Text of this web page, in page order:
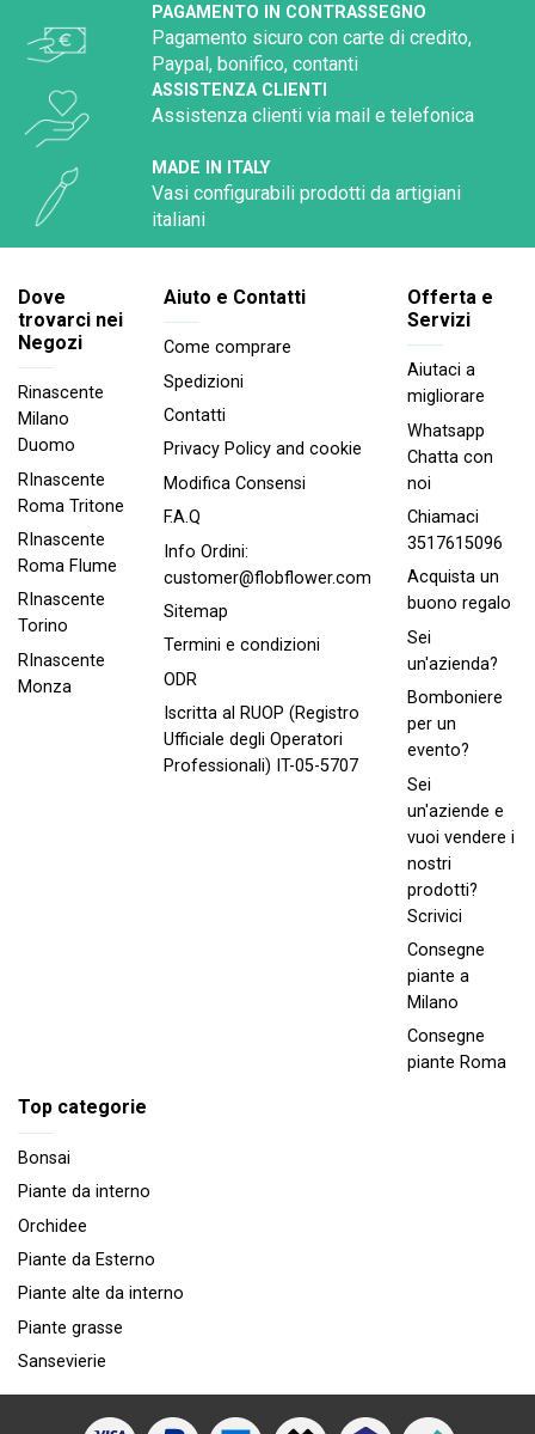
PAGAMENTO IN CONTRASSEGNO
Pagamento sicuro con carte di credito,
Paypal, bonifico, contanti
ASSISTENZA CLIENTI
Assistenza clienti via mail e telefonica
MADE IN ITALY
Vasi configurabili prodotti da artigiani
italiani
Dove
trovarci nei
Negozi
Rinascente
Milano
Duomo
RInascente
Roma Tritone
RInascente
Roma FIume
RInascente
Torino
RInascente
Monza
Aiuto e Contatti
Come comprare
Spedizioni
Contatti
Privacy Policy and cookie
Modifica Consensi
F.A.Q
Info Ordini:
customer@flobflower.com
Sitemap
Termini e condizioni
ODR
Iscritta al RUOP (Registro
Ufficiale degli Operatori
Professionali) IT-05-5707
Offerta e
Servizi
Aiutaci a
migliorare
Whatsapp
Chatta con
noi
Chiamaci
3517615096
Acquista un
buono regalo
Sei
un'azienda?
Bomboniere
per un
evento?
Sei
un'aziende e
vuoi vendere i
nostri
prodotti?
Scrivici
Consegne
piante a
Milano
Consegne
piante Roma
Top categorie
Bonsai
Piante da interno
Orchidee
Piante da Esterno
Piante alte da interno
Piante grasse
Sansevierie